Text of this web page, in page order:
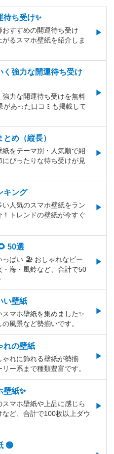
待ち受け✨
すすめの開運待ち受け
るスマホ壁紙を紹介しま
く強力な開運待ち受け
力な開運待ち受けを無料
があった口コミも掲載して
め（縦長）
紙をテーマ別・人気順で紹
ぴったりな待ち受けが見
キング
い人気のスマホ壁紙をラン
！トレンドの壁紙が今すぐ
50選
っぱい 🏖 おしゃれなビー
・海・風鈴など、合計で50
い壁紙
マホ壁紙を集めました✨
風景など勢揃いです。
れの壁紙
ゃれに飾れる壁紙が勢揃
ー系まで種類豊富です。
壁紙✨
マホ壁紙や上品に感じら
ど、合計で100枚以上ダウ
🟢